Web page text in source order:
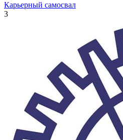
Карьерный самосвал
3